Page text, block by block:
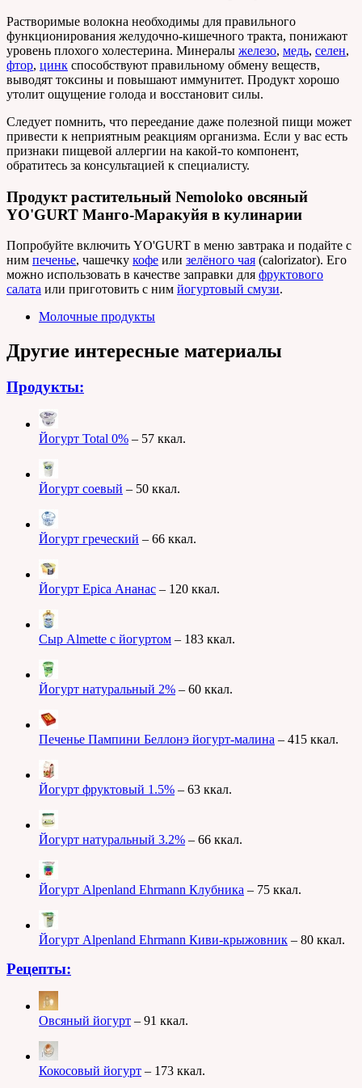
Растворимые волокна необходимы для правильного
функционирования желудочно-кишечного тракта, понижают
уровень плохого холестерина. Минералы железо, медь, селен,
фтор, цинк способствуют правильному обмену веществ,
выводят токсины и повышают иммунитет. Продукт хорошо
утолит ощущение голода и восстановит силы.
Следует помнить, что переедание даже полезной пищи может
привести к неприятным реакциям организма. Если у вас есть
признаки пищевой аллергии на какой-то компонент,
обратитесь за консультацией к специалисту.
Продукт растительный Nemoloko овсяный
YO'GURT Манго-Маракуйя в кулинарии
Попробуйте включить YO'GURT в меню завтрака и подайте с
ним печенье, чашечку кофе или зелёного чая (calorizator). Его
можно использовать в качестве заправки для фруктового
салата или приготовить с ним йогуртовый смузи.
Молочные продукты
Другие интересные материалы
Продукты:
Йогурт Total 0% – 57 ккал.
Йогурт соевый – 50 ккал.
Йогурт греческий – 66 ккал.
Йогурт Epica Ананас – 120 ккал.
Сыр Almette с йогуртом – 183 ккал.
Йогурт натуральный 2% – 60 ккал.
Печенье Пампини Беллонэ йогурт-малина – 415 ккал.
Йогурт фруктовый 1.5% – 63 ккал.
Йогурт натуральный 3.2% – 66 ккал.
Йогурт Alpenland Ehrmann Клубника – 75 ккал.
Йогурт Alpenland Ehrmann Киви-крыжовник – 80 ккал.
Рецепты:
Овсяный йогурт – 91 ккал.
Кокосовый йогурт – 173 ккал.